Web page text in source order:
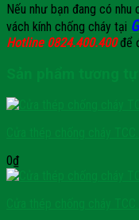
Nếu như bạn đang có
vách kính chống cháy tại
Hotline 0824.400.400để
0₫